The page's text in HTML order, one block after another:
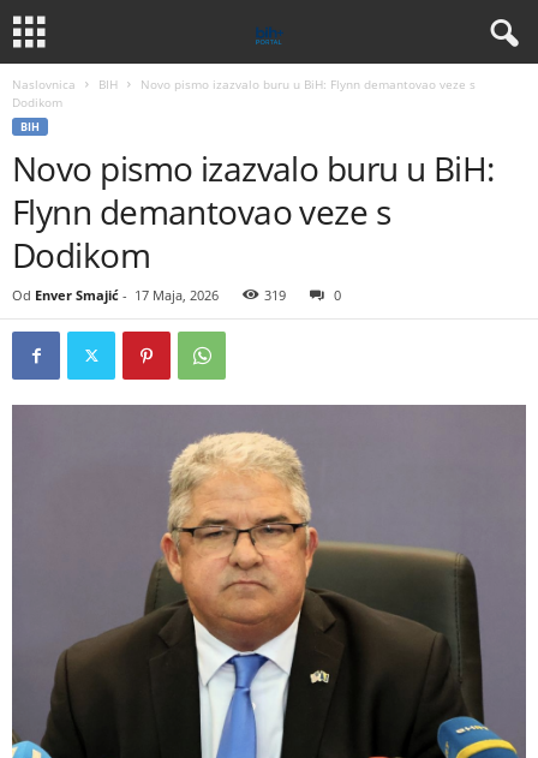
Naslovnica BIH
Novo pismo izazvalo buru u BiH: Flynn demantovao veze s
Dodikom
BIH
Novo pismo izazvalo buru u BiH:
Flynn demantovao veze s
Dodikom
Od Enver Smajić - 17 Maja, 2026 319 0